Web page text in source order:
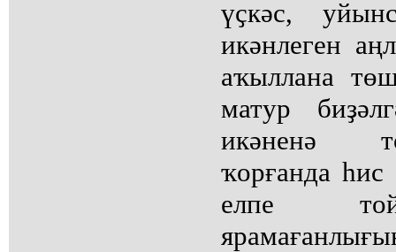
үҫкәс,
икәнлеген
аҡыллана
матур
икәненә
ҡорғанда
елпе